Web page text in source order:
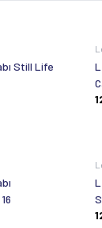
Still Life